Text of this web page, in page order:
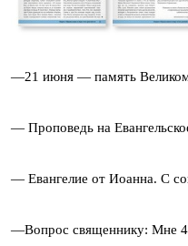
—21 июня — память
— Проповедь на
— Евангелие от Иоанна. С
—Вопрос священнику: Мне